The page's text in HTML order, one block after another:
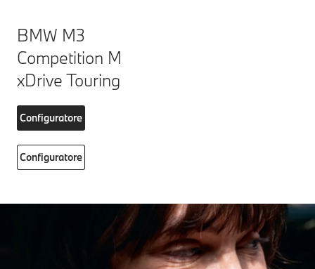
BMW M3
Competition M
xDrive Touring
Configuratore
Configuratore